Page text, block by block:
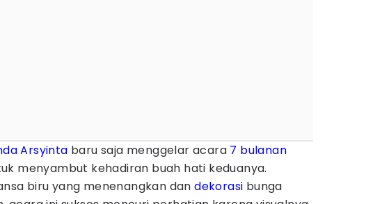
Arsyinta baru saja menggelar acara 7 bulanan
menyambut kehadiran buah hati keduanya.
biru yang menenangkan dandekorasi bunga